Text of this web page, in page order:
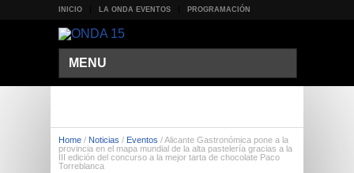
INICIO LA ONDA EVENTOS PROGRAMACIÓN
MENU
Home / Noticias / Eventos /Alicante Gastronómica pone a la
provincia en el mapa mundial de la alta pastelería gracias a la
III edición del concurso a la mejor tarta de chocolate Paco
Torreblanca